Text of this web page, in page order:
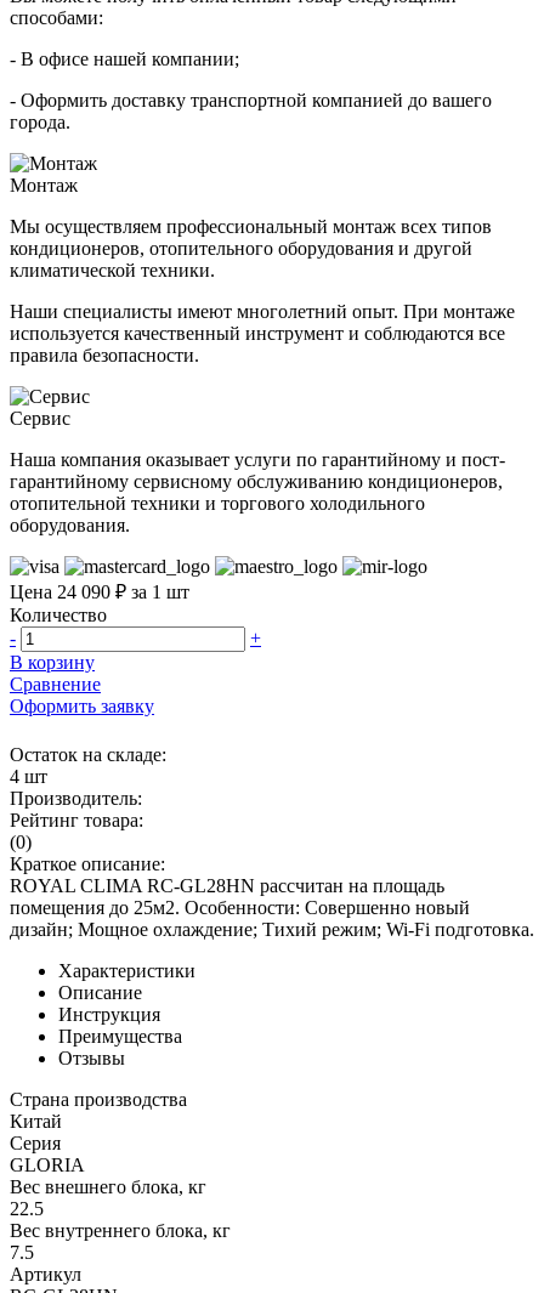
способами:
- В офисе нашей компании;
- Оформить доставку транспортной компанией до вашего
города.
Монтаж
Мы осуществляем профессиональный монтаж всех типов
кондиционеров, отопительного оборудования и другой
климатической техники.
Наши специалисты имеют многолетний опыт. При монтаже
используется качественный инструмент и соблюдаются все
правила безопасности.
Сервис
Наша компания оказывает услуги по гарантийному и пост-
гарантийному сервисному обслуживанию кондиционеров,
отопительной техники и торгового холодильного
оборудования.
Цена 24 090 ₽ за 1 шт
Количество
-
+
В корзину
Сравнение
Оформить заявку
Остаток на складе:
4 шт
Производитель:
Рейтинг товара:
(0)
Краткое описание:
ROYAL CLIMA RC-GL28HN рассчитан на площадь
помещения до 25м2. Особенности: Совершенно новый
дизайн; Мощное охлаждение; Тихий режим; Wi-Fi подготовка.
Характеристики
Описание
Инструкция
Преимущества
Отзывы
Страна производства
Китай
Серия
GLORIA
Вес внешнего блока, кг
22.5
Вес внутреннего блока, кг
7.5
Артикул